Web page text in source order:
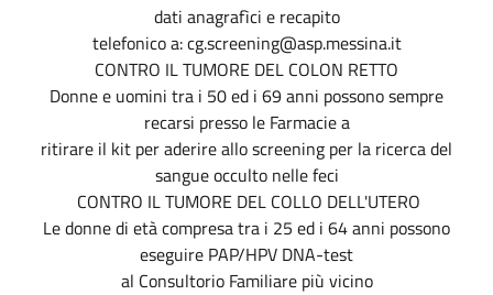
dati anagrafìci e recapito
telefonico a: cg.screening@asp.messina.it
CONTRO IL TUMORE DEL COLON RETTO
Donne e uomini tra i 50 ed i 69 anni possono sempre
recarsi presso le Farmacie a
ritirare il kit per aderire allo screening per la ricerca del
sangue occulto nelle feci
CONTRO IL TUMORE DEL COLLO DELL'UTERO
Le donne di età compresa tra i 25 ed i 64 anni possono
eseguire PAP/HPV DNA-test
al Consultorio Familiare più vicino